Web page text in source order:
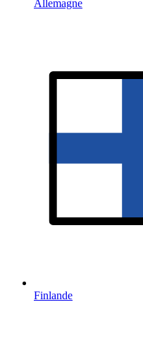
Allemagne
Finlande